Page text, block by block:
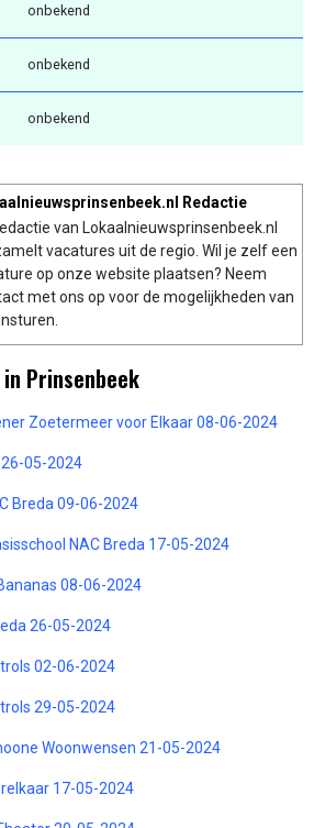
onbekend
onbekend
onbekend
Redactie
van Lokaalnieuwsprinsenbeek.nl
vacatures uit de regio. Wil je zelf een
op onze website plaatsen? Neem
met ons op voor de mogelijkheden van
Prinsenbeek
Zoetermeer voor Elkaar 08-06-2024
05-2024
Breda 09-06-2024
NAC Breda 17-05-2024
08-06-2024
26-05-2024
02-06-2024
29-05-2024
Woonwensen 21-05-2024
17-05-2024